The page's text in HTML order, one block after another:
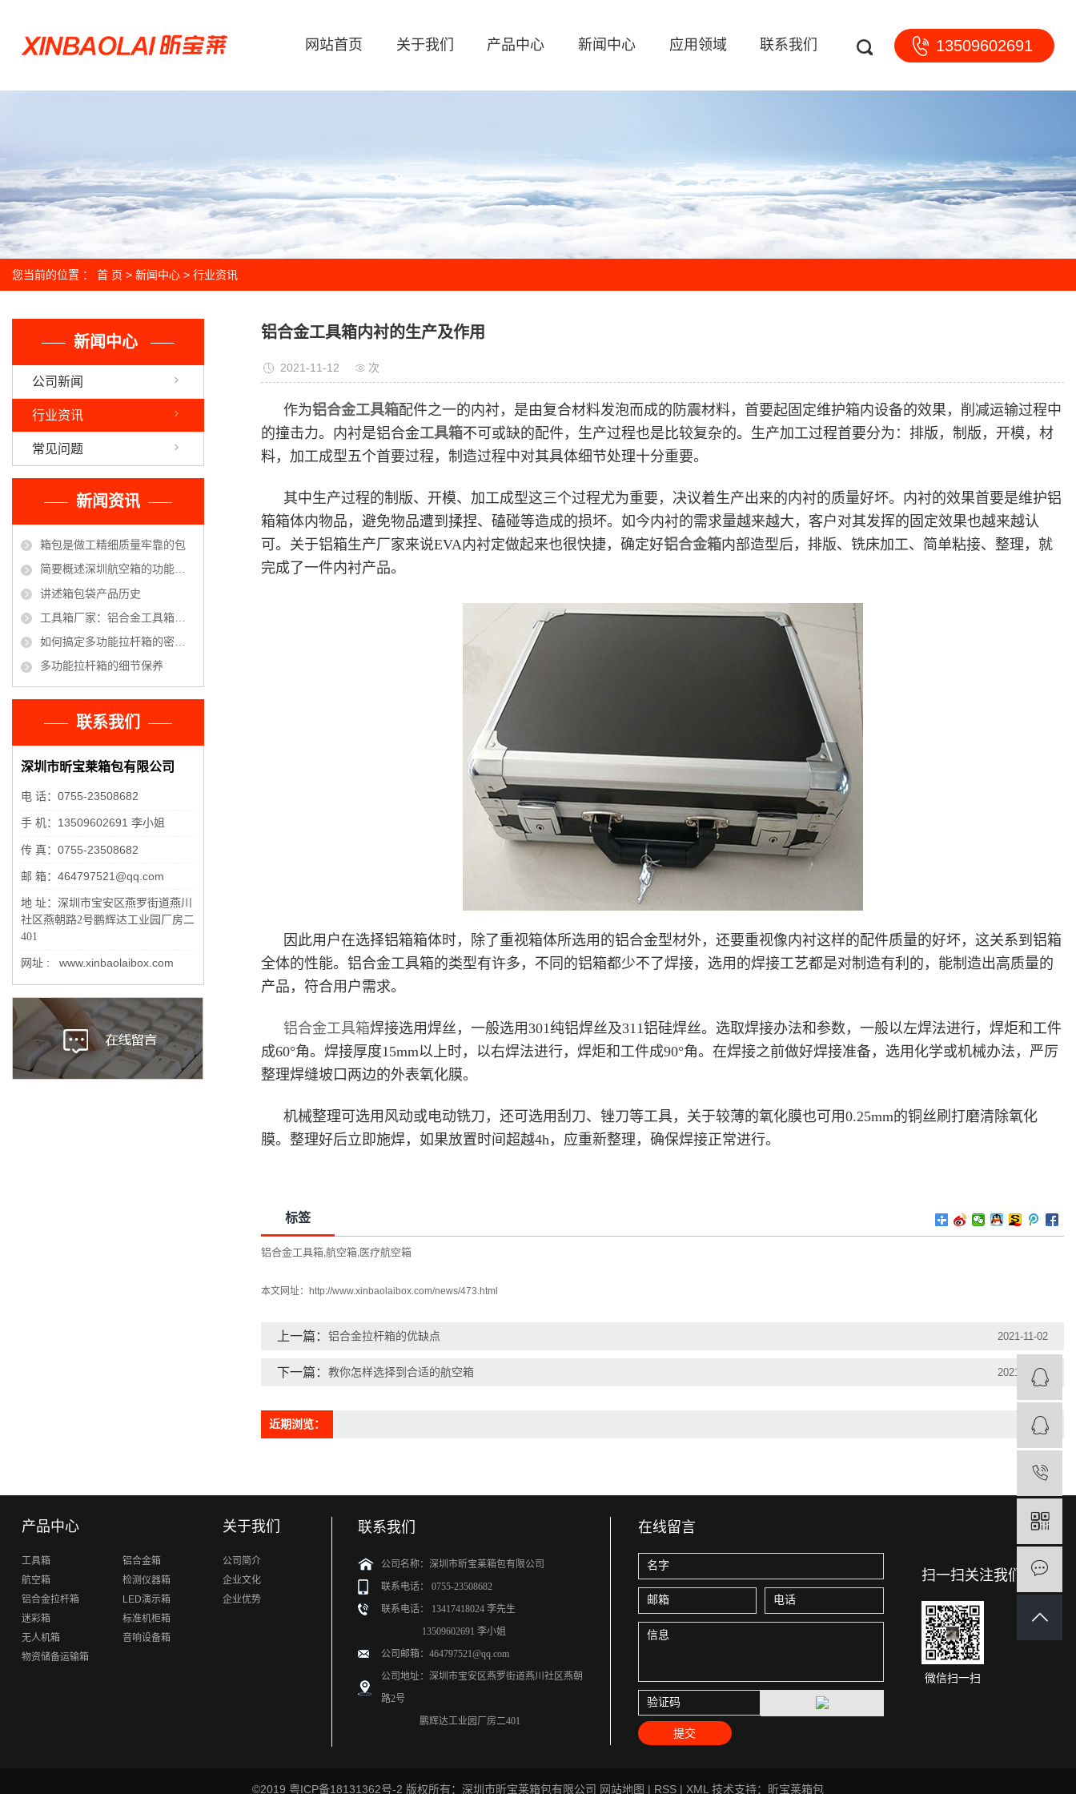
13509602691
网站首页 关于我们 产品中心 新闻中心 应用领域 联系我们
您当前的位置 ： 首 页 > 新闻中心 > 行业资讯
新闻中心
公司新闻
行业资讯
常见问题
新闻资讯
箱包是做工精细质量牢靠的包
简要概述深圳航空箱的功能优点
讲述箱包袋产品历史
工具箱厂家：铝合金工具箱的保养方法
如何搞定多功能拉杆箱的密码锁
多功能拉杆箱的细节保养
联系我们
深圳市昕宝莱箱包有限公司
电 话：0755-23508682
手 机：13509602691 李小姐
传 真：0755-23508682
邮 箱：464797521@qq.com
地 址： 深圳市宝安区燕罗街道燕川
社区燕朝路2号鹏辉达工业园厂房二
401
网址 : www.xinbaolaibox.com
铝合金工具箱内衬的生产及作用
2021-11-12 次
作为铝合金工具箱配件之一的内衬，是由复合材料发泡而成的防震材料，首要起固定维护箱内设备的效果，削减运输过程中
的撞击力。内衬是铝合金工具箱不可或缺的配件，生产过程也是比较复杂的。生产加工过程首要分为：排版，制版，开模，材
料，加工成型五个首要过程，制造过程中对其具体细节处理十分重要。
其中生产过程的制版、开模、加工成型这三个过程尤为重要，决议着生产出来的内衬的质量好坏。内衬的效果首要是维护铝
箱箱体内物品，避免物品遭到揉捏、磕碰等造成的损坏。如今内衬的需求量越来越大，客户对其发挥的固定效果也越来越认
可。关于铝箱生产厂家来说EVA内衬定做起来也很快捷，确定好铝合金箱内部造型后，排版、铣床加工、简单粘接、整理，就
完成了一件内衬产品。
因此用户在选择铝箱箱体时，除了重视箱体所选用的铝合金型材外，还要重视像内衬这样的配件质量的好坏，这关系到铝箱
全体的性能。铝合金工具箱的类型有许多，不同的铝箱都少不了焊接，选用的焊接工艺都是对制造有利的，能制造出高质量的
产品，符合用户需求。
铝合金工具箱焊接选用焊丝，一般选用301纯铝焊丝及311铝硅焊丝。选取焊接办法和参数，一般以左焊法进行，焊炬和工件
成60°角。焊接厚度15mm以上时，以右焊法进行，焊炬和工件成90°角。在焊接之前做好焊接准备，选用化学或机械办法，严厉
整理焊缝坡口两边的外表氧化膜。
机械整理可选用风动或电动铣刀，还可选用刮刀、锉刀等工具，关于较薄的氧化膜也可用0.25mm的铜丝刷打磨清除氧化
膜。整理好后立即施焊，如果放置时间超越4h，应重新整理，确保焊接正常进行。
标签
铝合金工具箱,航空箱,医疗航空箱
本文网址： http://www.xinbaolaibox.com/news/473.html
上一篇：铝合金拉杆箱的优缺点 2021-11-02
下一篇：教你怎样选择到合适的航空箱 2021-11-17
近期浏览：
产品中心
工具箱
铝合金箱
航空箱
检测仪器箱
铝合金拉杆箱
LED演示箱
迷彩箱
标准机柜箱
无人机箱
音响设备箱
物资储备运输箱
关于我们
公司简介
企业文化
企业优势
联系我们
公司名称：深圳市昕宝莱箱包有限公司
联系电话： 0755-23508682
联系电话： 13417418024 李先生
13509602691 李小姐
公司邮箱：464797521@qq.com
公司地址：深圳市宝安区燕罗街道燕川社区燕朝
路2号
鹏辉达工业园厂房二401
在线留言
扫一扫关注我们
微信扫一扫
©2019 粤ICP备18131362号-2 版权所有：深圳市昕宝莱箱包有限公司 网站地图 | RSS | XML 技术支持： 昕宝莱箱包